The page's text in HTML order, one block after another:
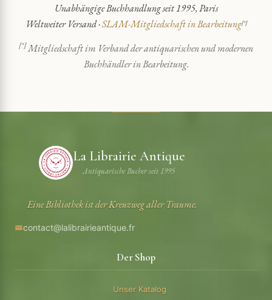
Unabhängige Buchhandlung seit 1995, Paris
Weltweiter Versand ·SLAM-Mitgliedschaft in Bearbeitung[*]
[*]Mitgliedschaft im Verband der antiquarischen und modernen
Buchhändler in Bearbeitung.
La Librairie Antique
Antiquarische Bucher seit 1995
Eine Bibliothek ist der Kreuzweg aller Traume.
contact@lalibrairieantique.fr
Der Shop
Unser Katalog